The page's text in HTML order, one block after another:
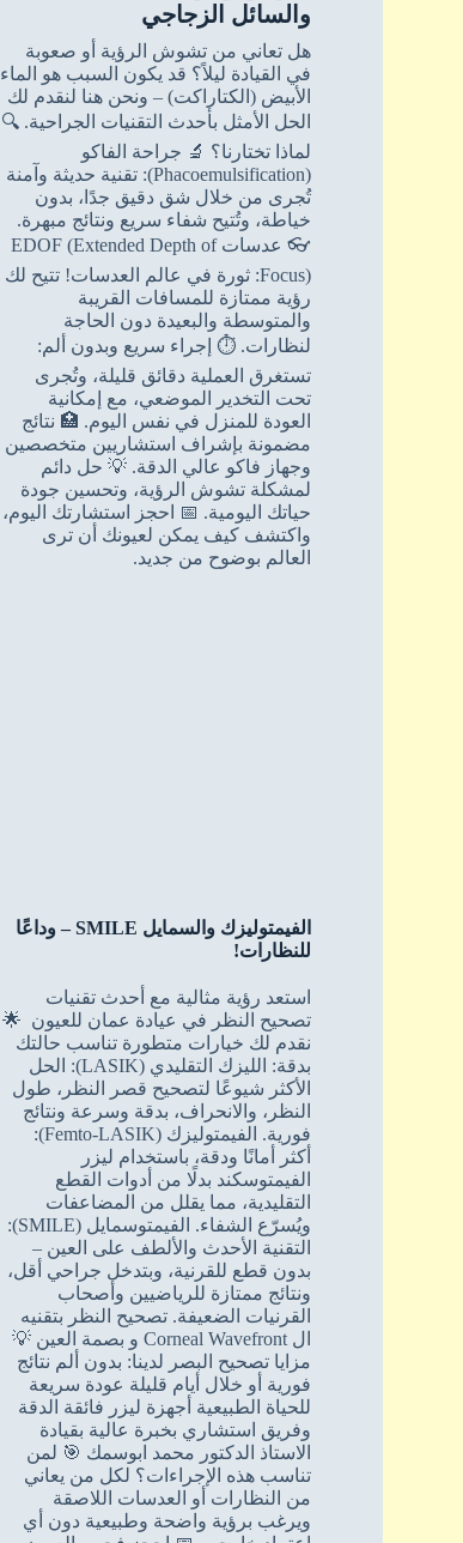
والسائل الزجاجي
هل تعاني من تشوش الرؤية أو صعوبة
في القيادة ليلاً؟ قد يكون السبب هو الماء
الأبيض (الكتاراكت) – ونحن هنا لنقدم لك
الحل الأمثل بأحدث التقنيات الجراحية. 🔍
لماذا تختارنا؟ 🔬 جراحة الفاكو
(Phacoemulsification): تقنية حديثة وآمنة
تُجرى من خلال شق دقيق جدًا، بدون
خياطة، وتُتيح شفاء سريع ونتائج مبهرة.
👓 عدسات EDOF (Extended Depth of
Focus): ثورة في عالم العدسات! تتيح لك
رؤية ممتازة للمسافات القريبة
والمتوسطة والبعيدة دون الحاجة
لنظارات. ⏱️ إجراء سريع وبدون ألم:
تستغرق العملية دقائق قليلة، وتُجرى
تحت التخدير الموضعي، مع إمكانية
العودة للمنزل في نفس اليوم. 🏥 نتائج
مضمونة بإشراف استشاريين متخصصين
وجهاز فاكو عالي الدقة. 💡 حل دائم
لمشكلة تشوش الرؤية، وتحسين جودة
حياتك اليومية. 📅 احجز استشارتك اليوم،
واكتشف كيف يمكن لعيونك أن ترى
العالم بوضوح من جديد.
الفيمتوليزك والسمايل SMILE – وداعًا
للنظارات!
استعد رؤية مثالية مع أحدث تقنيات
تصحيح النظر في عيادة عمان للعيون 🌟
نقدم لك خيارات متطورة تناسب حالتك
بدقة: الليزك التقليدي (LASIK): الحل
الأكثر شيوعًا لتصحيح قصر النظر، طول
النظر، والانحراف، بدقة وسرعة ونتائج
فورية. الفيمتوليزك (Femto-LASIK):
أكثر أمانًا ودقة، باستخدام ليزر
الفيمتوسكند بدلًا من أدوات القطع
التقليدية، مما يقلل من المضاعفات
ويُسرّع الشفاء. الفيمتوسمايل (SMILE):
التقنية الأحدث والألطف على العين –
بدون قطع للقرنية، وبتدخل جراحي أقل،
ونتائج ممتازة للرياضيين وأصحاب
القرنيات الضعيفة. تصحيح النظر بتقنيه
ال Corneal Wavefront و بصمة العين 💡
مزايا تصحيح البصر لدينا: بدون ألم نتائج
فورية أو خلال أيام قليلة عودة سريعة
للحياة الطبيعية أجهزة ليزر فائقة الدقة
وفريق استشاري بخبرة عالية بقيادة
الاستاذ الدكتور محمد ابوسمك 🎯 لمن
تناسب هذه الإجراءات؟ لكل من يعاني
من النظارات أو العدسات اللاصقة
ويرغب برؤية واضحة وطبيعية دون أي